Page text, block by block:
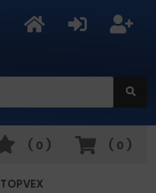
( 0 )
( 0 )
TOPVEX